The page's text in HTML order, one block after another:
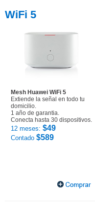
WiFi 5
Mesh Huawei WiFi 5
Extiende la señal en todo tu
domicilio.
1 año de garantia.
Conecta hasta 30 dispositivos.
12 meses: $49
Contado $589